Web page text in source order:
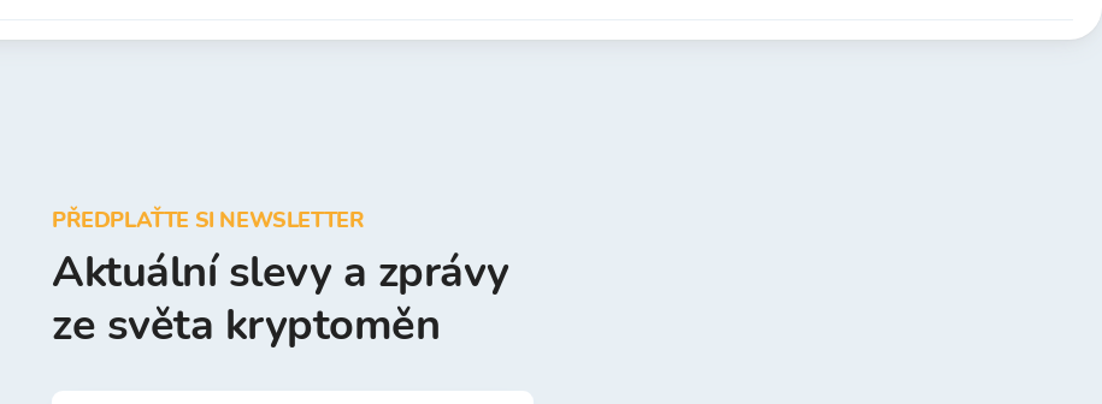
PŘEDPLAŤTE SI NEWSLETTER
Aktuální slevy a zprávy
ze světa kryptoměn